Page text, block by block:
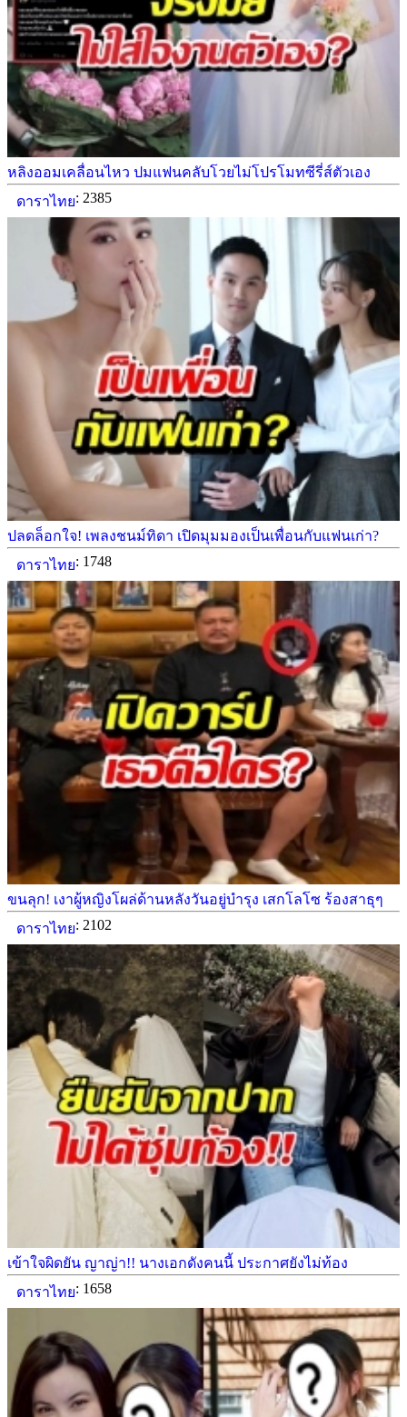
หลิงออมเคลื่อนไหว ปมแฟนคลับโวยไม่โปรโมทซีรี่ส์ตัวเอง
ดาราไทย: 2385
ปลดล็อกใจ! เพลงชนม์ทิดา เปิดมุมมองเป็นเพื่อนกับแฟนเก่า?
ดาราไทย: 1748
ขนลุก! เงาผู้หญิงโผล่ด้านหลังวันอยู่บำรุง เสกโลโซ ร้องสาธุๆ
ดาราไทย: 2102
เข้าใจผิดยัน ญาญ่า!! นางเอกดังคนนี้ ประกาศยังไม่ท้อง
ดาราไทย: 1658